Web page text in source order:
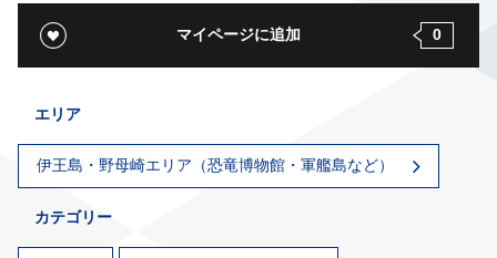
マイページに追加 0
エリア
伊王島・野母崎エリア（恐竜博物館・軍艦島など）
カテゴリー